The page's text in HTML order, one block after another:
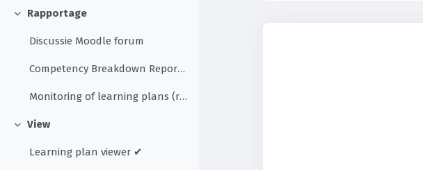
Samenklappen
Rapportage
Discussie Moodle forum
Competency Breakdown Report (blok, core)
Monitoring of learning plans (report, plugin)
Samenklappen
View
Learning plan viewer ✔︎